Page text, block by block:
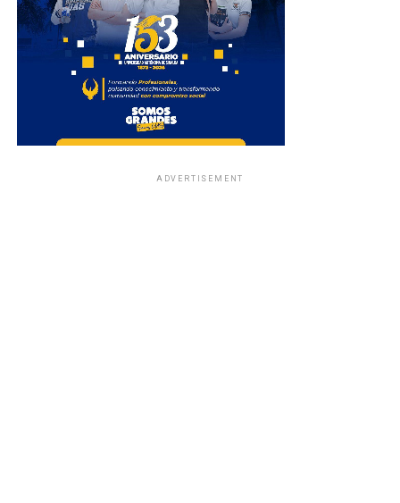
ADVERTISEMENT